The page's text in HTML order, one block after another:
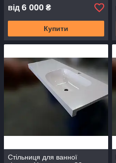
від 6 000 ₴
Купити
Стільниця для ванної